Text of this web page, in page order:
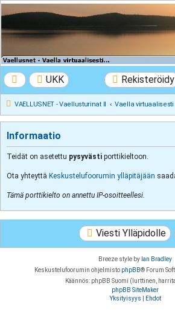
VAELLUSNET -
Vaellusturinat II
UKK Rekisteröidy
VAELLUSNET - Vaellusturinat II Vaella
Informaatio
Teidät on asetettu pysyvästi porttikieltoon.
Ota yhteyttä Keskustelufoorumin ylläpitäjään
Tämä porttikielto on annettu IP-osoitteellesi.
Viesti Ylläpidolle
Breeze style by Ian Bradley
Keskustelufoorumin ohjelmisto phpBB® Forum
Käännös: phpBB Suomi (lurttinen,
phpBB SiteMaker
Yksityisyys
Ehdot